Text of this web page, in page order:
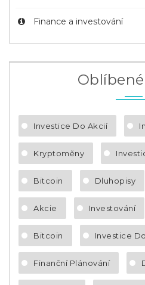
Finance a investování
Investice Do Akcií
Kryptoměny
Bitcoin Dluhopisy
Akcie Investování
Bitcoin Investice
Finanční Plánování